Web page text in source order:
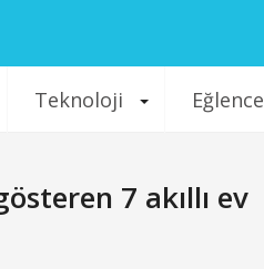
Teknoloji Eğlence
7 akıllı ev